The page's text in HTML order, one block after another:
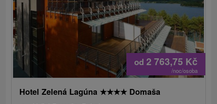
od 2 763,75 Kč
/noc/osoba
Hotel Zelená Lagúna ★★★★ Domaša